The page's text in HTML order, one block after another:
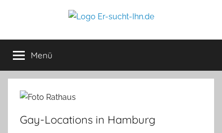
Er-
sucht-
Ihn.de
die
Männer
lieben
Menü
Gay-Locations in Hamburg